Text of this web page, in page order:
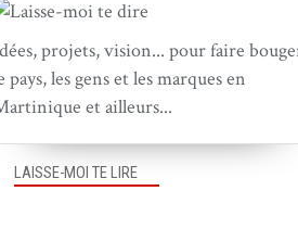
projets, vision... pour faire
pays, les gens et les marques en
et ailleurs...
LAISSE-MOI TE LIRE